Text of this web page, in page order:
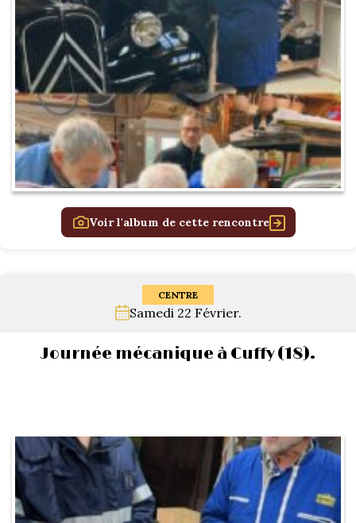
Voir l'album de cette rencontre
CENTRE
Samedi 22 Février.
Journée mécanique à Cuffy (18).